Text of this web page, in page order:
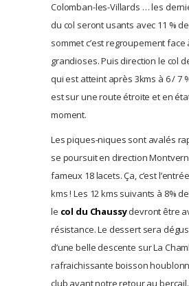
Colomban-les-Villards … les
du col seront usants avec 11 %
sommet c’est regroupement
grandioses. Puis direction le col
qui est atteint après 3kms à 6 / 7
est sur une route étroite et en
moment.
Les piques-niques sont avalés
se poursuit en direction
fameux 18 lacets. Ça, c’est
kms ! Les 12 kms suivants à 8%
le col du Chaussydevront être
résistance. Le dessert sera
d’une belle descente sur La
rafraichissante boisson
club avant notre retour au